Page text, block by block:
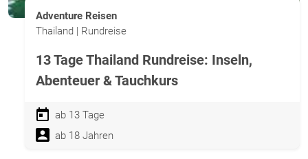
Adventure Reisen
Thailand | Rundreise
13 Tage Thailand Rundreise: Inseln,
Abenteuer & Tauchkurs
ab 13 Tage
ab 18 Jahren